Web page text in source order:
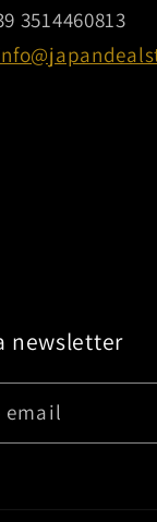
3514460813
newsletter